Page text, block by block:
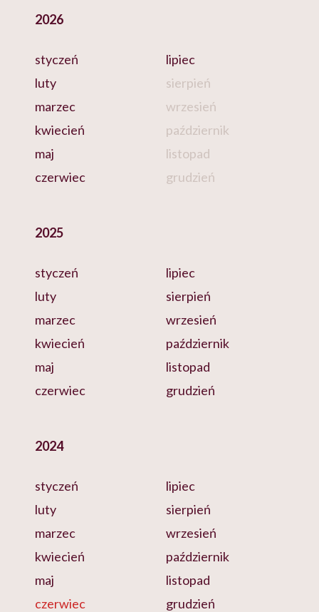
2026
styczeń
luty
marzec
kwiecień
maj
czerwiec
lipiec
sierpień
wrzesień
październik
listopad
grudzień
2025
styczeń
luty
marzec
kwiecień
maj
czerwiec
lipiec
sierpień
wrzesień
październik
listopad
grudzień
2024
styczeń
luty
marzec
kwiecień
maj
czerwiec
lipiec
sierpień
wrzesień
październik
listopad
grudzień